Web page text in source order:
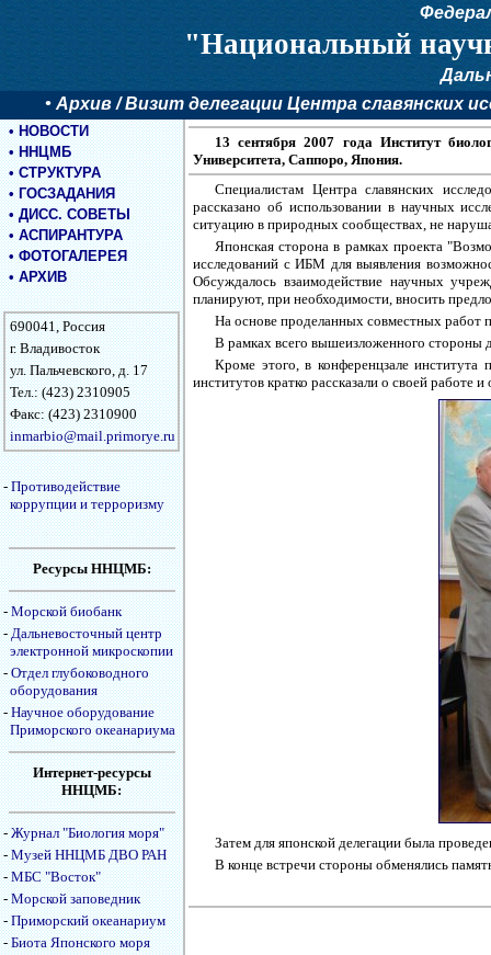
"Национальный
• Архив / Визит делегации Центра славянских
•НОВОСТИ
•ННЦМБ
•СТРУКТУРА
•ГОСЗАДАНИЯ
•ДИСС. СОВЕТЫ
•АСПИРАНТУРА
•ФОТОГАЛЕРЕЯ
•АРХИВ
690041, Россия
г. Владивосток
ул. Пальчевского, д. 17
Тел.: (423) 2310905
Факс: (423) 2310900
inmarbio@mail.primorye.ru
-Противодействие
коррупции и терроризму
Ресурсы ННЦМБ:
-Морской биобанк
-Дальневосточный центр
электронной микроскопии
-Отдел глубоководного
оборудования
-Научное оборудование
Приморского океанариума
Интернет-ресурсы
ННЦМБ:
-Журнал "Биология моря"
-Музей ННЦМБ ДВО РАН
-МБС "Восток"
-Морской заповедник
-Приморский океанариум
-Биота Японского моря
13 сентября 2007 года Институт
Университета, Саппоро, Япония.
Специалистам Центра славянских
рассказано об использовании в научных
ситуацию в природных сообществах, не
Японская сторона в рамках проекта
исследований с ИБМ для выявления
Обсуждалось взаимодействие научных
планируют, при необходимости, вносить
На основе проделанных совместных работ
В рамках всего вышеизложенного стороны
Кроме этого, в конференцзале
институтов кратко рассказали о своей
Затем для японской делегации была
В конце встречи стороны обменялись